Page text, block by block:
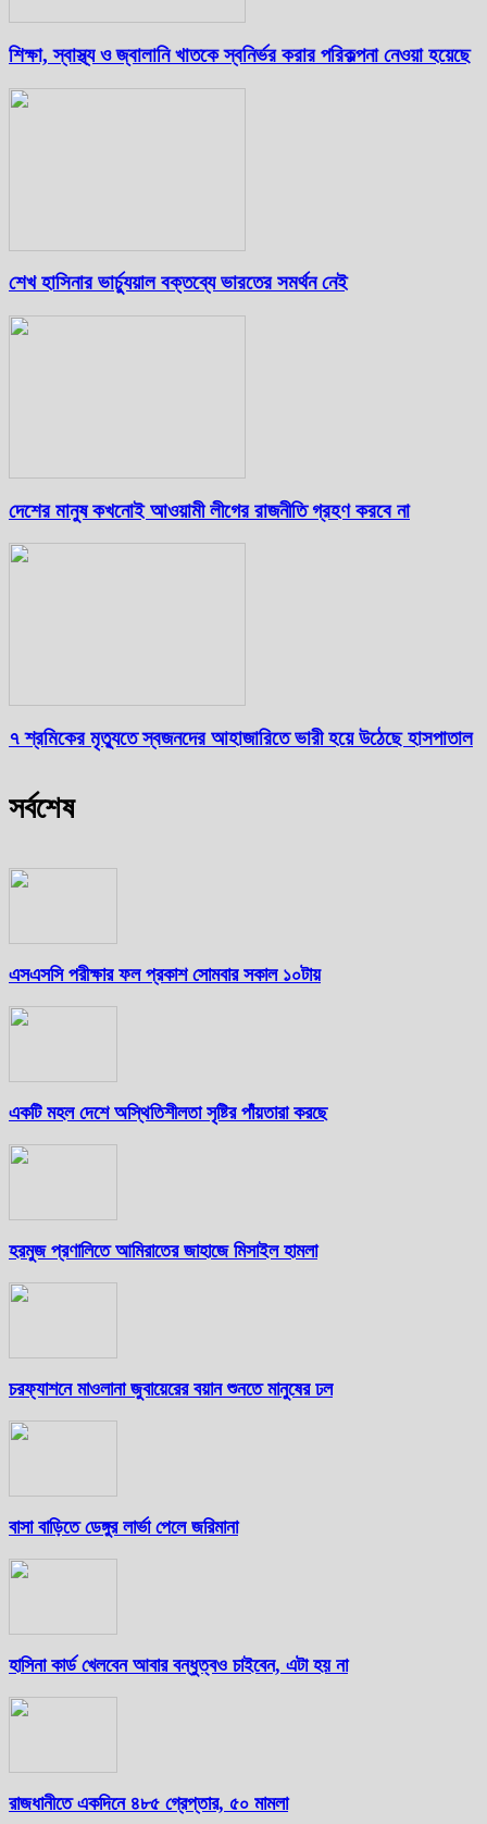
শিক্ষা, স্বাস্থ্য ও জ্বালানি খাতকে স্বনির্ভর করার পরিকল্পনা নেওয়া হয়েছে
শেখ হাসিনার ভার্চ্যুয়াল বক্তব্যে ভারতের সমর্থন নেই
দেশের মানুষ কখনোই আওয়ামী লীগের রাজনীতি গ্রহণ করবে না
৭ শ্রমিকের মৃত্যুতে স্বজনদের আহাজারিতে ভারী হয়ে উঠেছে হাসপাতাল
সর্বশেষ
এসএসসি পরীক্ষার ফল প্রকাশ সোমবার সকাল ১০টায়
একটি মহল দেশে অস্থিতিশীলতা সৃষ্টির পাঁয়তারা করছে
হরমুজ প্রণালিতে আমিরাতের জাহাজে মিসাইল হামলা
চরফ্যাশনে মাওলানা জুবায়েরের বয়ান শুনতে মানুষের ঢল
বাসা বাড়িতে ডেঙ্গুর লার্ভা পেলে জরিমানা
হাসিনা কার্ড খেলবেন আবার বন্ধুত্বও চাইবেন, এটা হয় না
রাজধানীতে একদিনে ৪৮৫ গ্রেপ্তার, ৫০ মামলা